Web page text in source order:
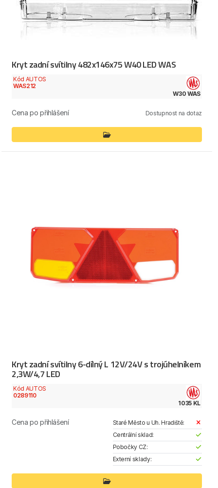
Kryt zadní svítilny 482x146x75 W40 LED WAS
Kód AUTOS
WAS212
W30 WAS
Cena po přihlášení Dostupnost na dotaz
Kryt zadní svítilny 6-dílný L 12V/24V s trojúhelníkem
2,3W/4,7 LED
Kód AUTOS
0289110
1035 KL
Cena po přihlášení
Staré Město u Uh. Hradiště:
Centrální sklad:
Pobočky CZ:
Externí sklady: